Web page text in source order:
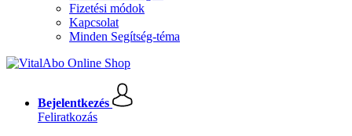
Fizetési módok
Kapcsolat
Minden Segítség-téma
Bejelentkezés
Feliratkozás